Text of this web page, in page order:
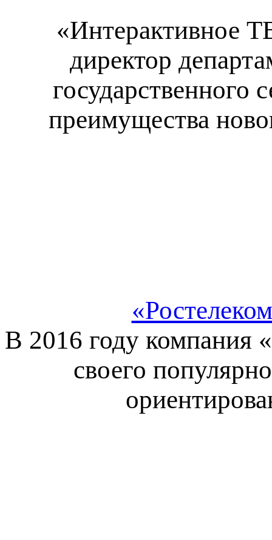
«Интерактивное
директор
государственного
преимущества
В 2016 году компания
своего